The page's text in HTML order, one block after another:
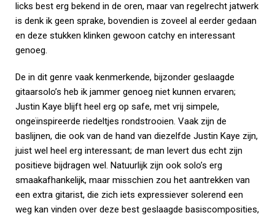
licks best erg bekend in de oren, maar van regelrecht jatwerk
is denk ik geen sprake, bovendien is zoveel al eerder gedaan
en deze stukken klinken gewoon catchy en interessant
genoeg.
De in dit genre vaak kenmerkende, bijzonder geslaagde
gitaarsolo’s heb ik jammer genoeg niet kunnen ervaren;
Justin Kaye blijft heel erg op safe, met vrij simpele,
ongeïnspireerde riedeltjes rondstrooien. Vaak zijn de
baslijnen, die ook van de hand van diezelfde Justin Kaye zijn,
juist wel heel erg interessant; de man levert dus echt zijn
positieve bijdragen wel. Natuurlijk zijn ook solo’s erg
smaakafhankelijk, maar misschien zou het aantrekken van
een extra gitarist, die zich iets expressiever solerend een
weg kan vinden over deze best geslaagde basiscomposities,